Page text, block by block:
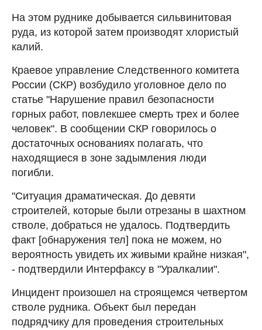
На этом руднике добывается сильвинитовая
руда, из которой затем производят хлористый
калий.
Краевое управление Следственного комитета
России (СКР) возбудило уголовное дело по
статье "Нарушение правил безопасности
горных работ, повлекшее смерть трех и более
человек". В сообщении СКР говорилось о
достаточных основаниях полагать, что
находящиеся в зоне задымления люди
погибли.
"Ситуация драматическая. До девяти
строителей, которые были отрезаны в шахтном
стволе, добраться не удалось. Подтвердить
факт [обнаружения тел] пока не можем, но
вероятность увидеть их живыми крайне низкая",
- подтвердили Интерфаксу в "Уралкалии".
Инцидент произошел на строящемся четвертом
стволе рудника. Объект был передан
подрядчику для проведения строительных